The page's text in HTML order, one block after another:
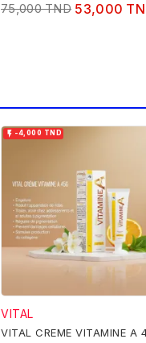
75,000 TND 53,000
 -4,000 TND
VITAL
VITAL CREME VITAMINE A